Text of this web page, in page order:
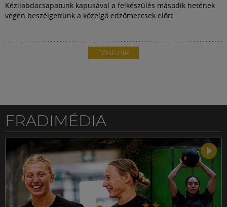
Kézilabdacsapatunk kapusával a felkészülés második hetének
végén beszélgettünk a közelgő edzőmeccsek előtt.
TÖBB HÍR
FRADIMÉDIA